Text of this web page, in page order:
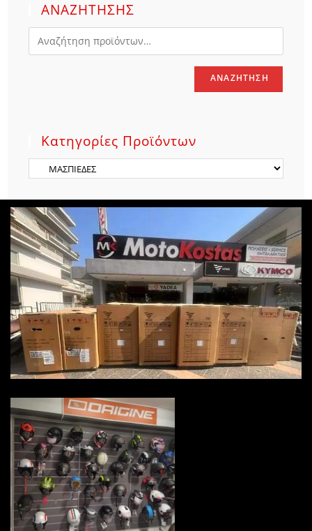
ΑΝΑΖΗΤΗΣΗΣ
ΑΝΑΖΉΤΗΣΗ
Κατηγορίες Προϊόντων